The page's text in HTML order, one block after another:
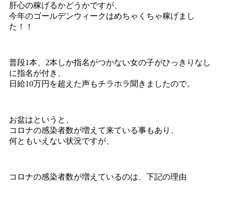
肝心の稼げるかどうかですが、
今年のゴールデンウィークはめちゃくちゃ稼げまし
た！！
普段1本、2本しか指名がつかない女の子がひっきりなし
に指名が付き、
日給10万円を超えた声もチラホラ聞きましたので。
お盆はというと、
コロナの感染者数が増えて来ている事もあり、
何ともいえない状況ですが、
コロナの感染者数が増えているのは、下記の理由